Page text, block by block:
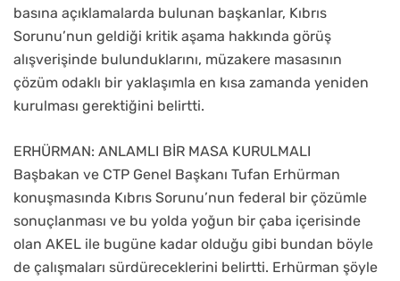
basına açıklamalarda bulunan başkanlar, Kıbrıs
Sorunu’nun geldiği kritik aşama hakkında görüş
alışverişinde bulunduklarını, müzakere masasının
çözüm odaklı bir yaklaşımla en kısa zamanda yeniden
kurulması gerektiğini belirtti.
ERHÜRMAN: ANLAMLI BİR MASA KURULMALI
Başbakan ve CTP Genel Başkanı Tufan Erhürman
konuşmasında Kıbrıs Sorunu’nun federal bir çözümle
sonuçlanması ve bu yolda yoğun bir çaba içerisinde
olan AKEL ile bugüne kadar olduğu gibi bundan böyle
de çalışmaları sürdüreceklerini belirtti. Erhürman şöyle